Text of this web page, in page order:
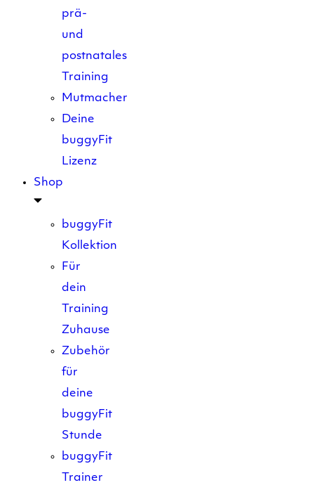
prä-
und
postnatales
Training
Mutmacher
Deine
buggyFit
Lizenz
Shop
buggyFit
Kollektion
Für
dein
Training
Zuhause
Zubehör
für
deine
buggyFit
Stunde
buggyFit
Trainer